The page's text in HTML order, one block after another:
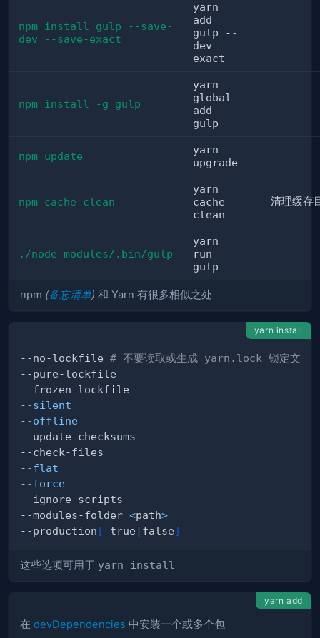
npm install gulp --save-
dev --save-exact
yarn
add
gulp --
dev --
exact
npm install -g gulp
yarn
global
add
gulp
npm update
yarn
upgrade
npm cache clean
yarn
cache
clean
清理缓存
./node_modules/.bin/gulp
yarn
run
gulp
npm (备忘清单) 和 Yarn 有很多相似之处
yarn install
--no-lockfile # 不要读取或生成 yarn.lock 锁定文件
--silent
--offline
--flat
--force
--modules-folder <path>
--production [=true | false]
这些选项可用于 yarn install
yarn add
在 devDependencies 中安装一个或多个包